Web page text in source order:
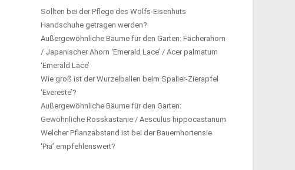
Sollten bei der Pflege des Wolfs-Eisenhuts
Handschuhe getragen werden?
Außergewöhnliche Bäume für den Garten: Fächerahorn
/ Japanischer Ahorn ‘Emerald Lace’ / Acer palmatum
‘Emerald Lace’
Wie groß ist der Wurzelballen beim Spalier-Zierapfel
‘Evereste’?
Außergewöhnliche Bäume für den Garten:
Gewöhnliche Rosskastanie / Aesculus hippocastanum
Welcher Pflanzabstand ist bei der Bauernhortensie
‘Pia’ empfehlenswert?